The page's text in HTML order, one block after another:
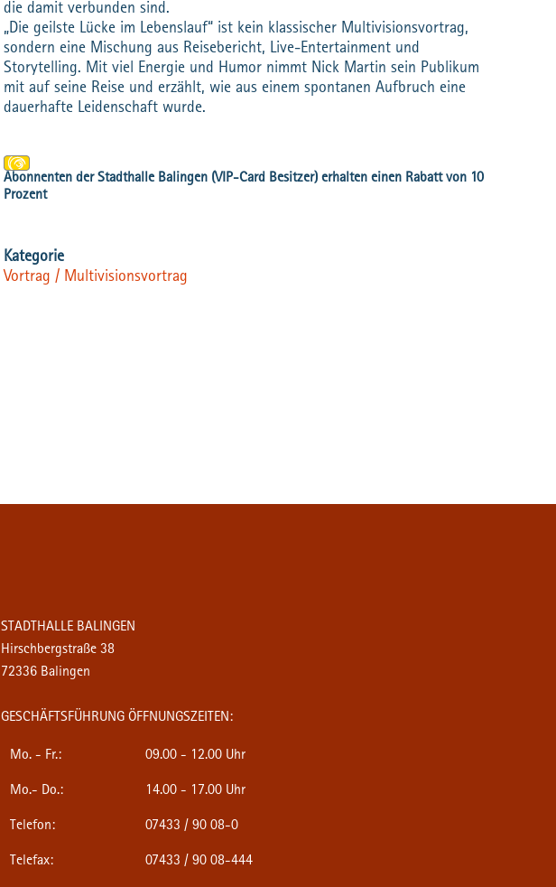
die damit verbunden sind.
„Die geilste Lücke im Lebenslauf“ ist kein klassischer Multivisionsvortrag,
sondern eine Mischung aus Reisebericht, Live-Entertainment und
Storytelling. Mit viel Energie und Humor nimmt Nick Martin sein Publikum
mit auf seine Reise und erzählt, wie aus einem spontanen Aufbruch eine
dauerhafte Leidenschaft wurde.
Vortrag / Multivisionsvortrag
STADTHALLE BALINGEN
Hirschbergstraße 38
72336 Balingen
GESCHÄFTSFÜHRUNG ÖFFNUNGSZEITEN:
Mo. - Fr.: 09.00 - 12.00 Uhr
Mo.- Do.: 14.00 - 17.00 Uhr
Telefon: 07433 / 90 08-0
Telefax: 07433 / 90 08-444